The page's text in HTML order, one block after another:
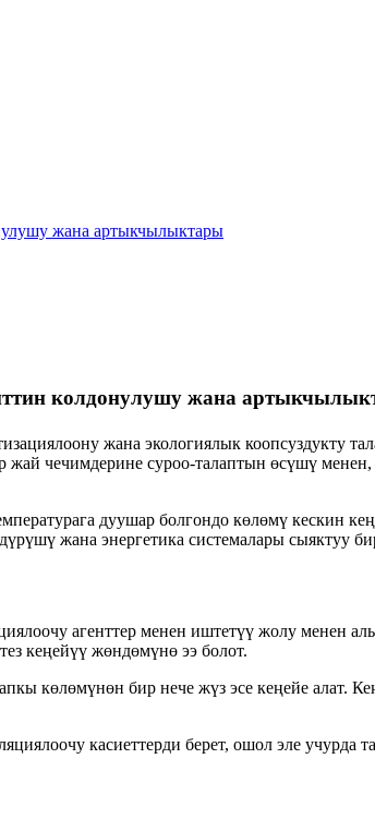
жана артыкчылыктары
колдонулушу жана
жана экологиялык коопсуздукту
чечимдерине суроо-талаптын өсүшү менен,
дуушар болгондо көлөмү кескин
жана энергетика системалары сыяктуу
агенттер менен иштетүү жолу менен
кеңейүү жөндөмүнө ээ болот.
көлөмүнөн бир нече жүз эсе кеңейе алат.
касиеттерди берет, ошол эле